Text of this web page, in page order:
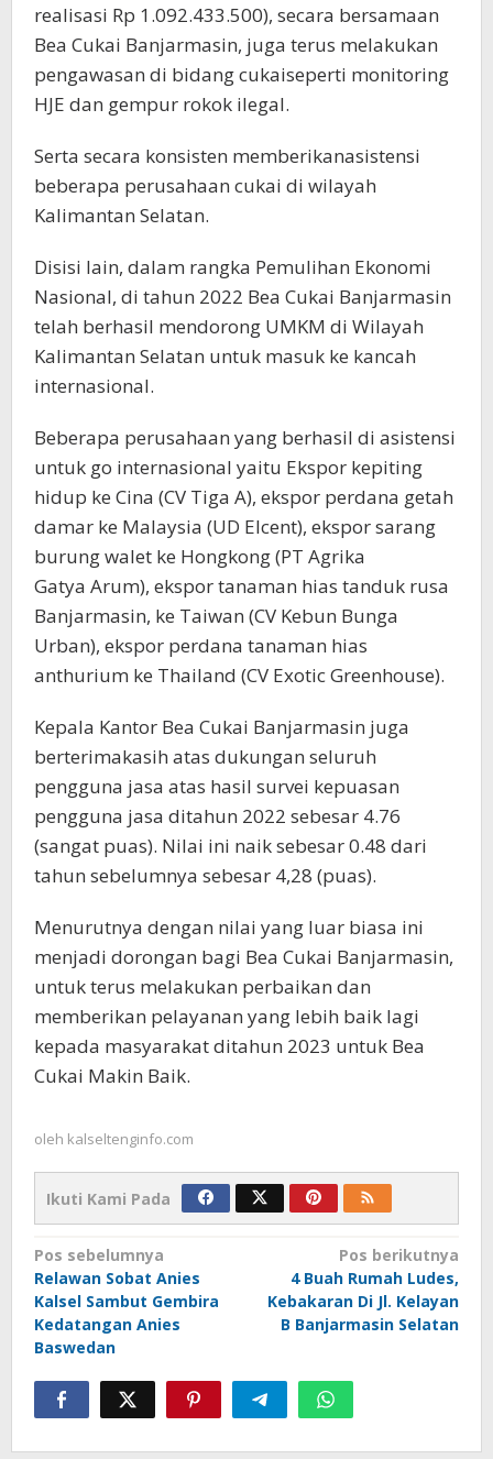
realisasi Rp 1.092.433.500), secara bersamaan
Bea Cukai Banjarmasin, juga terus melakukan
pengawasan di bidang cukaiseperti monitoring
HJE dan gempur rokok ilegal.
Serta secara konsisten memberikanasistensi
beberapa perusahaan cukai di wilayah
Kalimantan Selatan.
Disisi lain, dalam rangka Pemulihan Ekonomi
Nasional, di tahun 2022 Bea Cukai Banjarmasin
telah berhasil mendorong UMKM di Wilayah
Kalimantan Selatan untuk masuk ke kancah
internasional.
Beberapa perusahaan yang berhasil di asistensi
untuk go internasional yaitu Ekspor kepiting
hidup ke Cina (CV Tiga A), ekspor perdana getah
damar ke Malaysia (UD Elcent), ekspor sarang
burung walet ke Hongkong (PT Agrika
Gatya Arum), ekspor tanaman hias tanduk rusa
Banjarmasin, ke Taiwan (CV Kebun Bunga
Urban), ekspor perdana tanaman hias
anthurium ke Thailand (CV Exotic Greenhouse).
Kepala Kantor Bea Cukai Banjarmasin juga
berterimakasih atas dukungan seluruh
pengguna jasa atas hasil survei kepuasan
pengguna jasa ditahun 2022 sebesar 4.76
(sangat puas). Nilai ini naik sebesar 0.48 dari
tahun sebelumnya sebesar 4,28 (puas).
Menurutnya dengan nilai yang luar biasa ini
menjadi dorongan bagi Bea Cukai Banjarmasin,
untuk terus melakukan perbaikan dan
memberikan pelayanan yang lebih baik lagi
kepada masyarakat ditahun 2023 untuk Bea
Cukai Makin Baik.
oleh kalseltenginfo.com
Ikuti Kami Pada
Navigasi
pos
Pos sebelumnya
Relawan Sobat Anies
Kalsel Sambut Gembira
Kedatangan Anies
Baswedan
Pos berikutnya
4 Buah Rumah Ludes,
Kebakaran Di Jl. Kelayan
B Banjarmasin Selatan